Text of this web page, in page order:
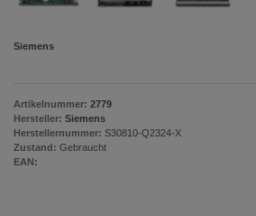
Siemens
Artikelnummer: 2779
Hersteller: Siemens
Herstellernummer: S30810-Q2324-X
Zustand: Gebraucht
EAN: